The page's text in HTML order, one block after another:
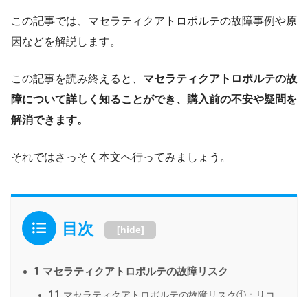
この記事では、マセラティクアトロポルテの故障事例や原
因などを解説します。
この記事を読み終えると、 マセラティクアトロポルテの故
障について詳しく知ることができ、購入前の不安や疑問を
解消できます。
それではさっそく本文へ行ってみましょう。
目次 [hide]
1 マセラティクアトロポルテの故障リスク
1.1